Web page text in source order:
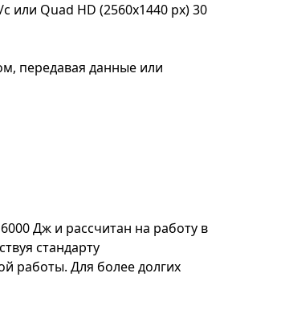
или Quad HD (2560x1440 px) 30
передавая данные или
Дж и рассчитан на работу в
стандарту
работы. Для более долгих